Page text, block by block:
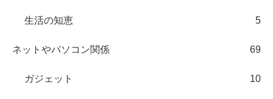
生活の知恵 5
ネットやパソコン関係 69
ガジェット 10